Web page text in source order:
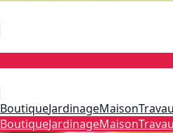
BoutiqueJardinageMaison
BoutiqueJardinageMaison